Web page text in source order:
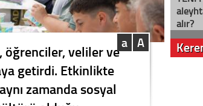
A
a
öğrenciler, veliler ve
getirdi. Etkinlikte
zamanda sosyal
alır?